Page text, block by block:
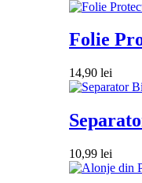
Folie
14,90 lei
10,99 lei